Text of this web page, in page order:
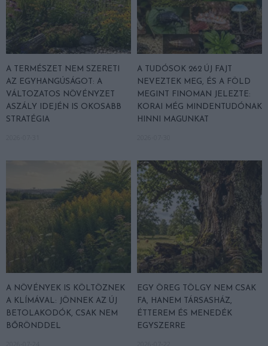
A TERMÉSZET NEM SZERETI
AZ EGYHANGÚSÁGOT: A
VÁLTOZATOS NÖVÉNYZET
ASZÁLY IDEJÉN IS OKOSABB
STRATÉGIA
A TUDÓSOK 262 ÚJ FAJT
NEVEZTEK MEG, ÉS A FÖLD
MEGINT FINOMAN JELEZTE:
KORAI MÉG MINDENTUDÓNAK
HINNI MAGUNKAT
A NÖVÉNYEK IS KÖLTÖZNEK
A KLÍMÁVAL: JÖNNEK AZ ÚJ
BETOLAKODÓK, CSAK NEM
BŐRÖNDDEL
EGY ÖREG TÖLGY NEM CSAK
FA, HANEM TÁRSASHÁZ,
ÉTTEREM ÉS MENEDÉK
EGYSZERRE